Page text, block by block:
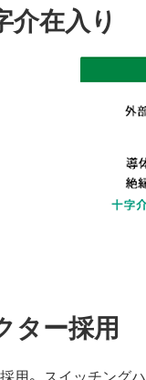
在入り
ター採用
用。 スイッチングハ